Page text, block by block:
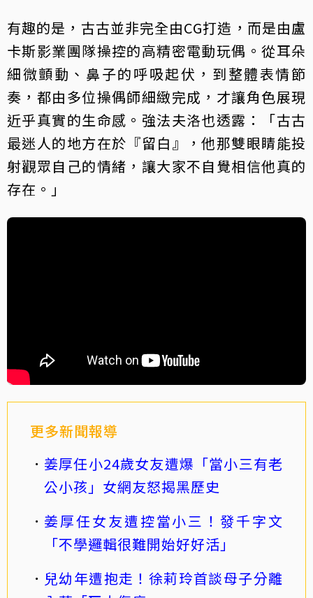
有趣的是，古古並非完全由CG打造，而是由盧
卡斯影業團隊操控的高精密電動玩偶。從耳朵
細微顫動、鼻子的呼吸起伏，到整體表情節
奏，都由多位操偶師細緻完成，才讓角色展現
近乎真實的生命感。強法夫洛也透露：「古古
最迷人的地方在於『留白』，他那雙眼睛能投
射觀眾自己的情緒，讓大家不自覺相信他真的
存在。」
更多新聞報導
姜厚任小24歲女友遭爆「當小三有老
公小孩」女網友怒揭黑歷史
姜厚任女友遭控當小三！發千字文
「不學邏輯很難開始好好活」
兒幼年遭抱走！徐莉玲首談母子分離